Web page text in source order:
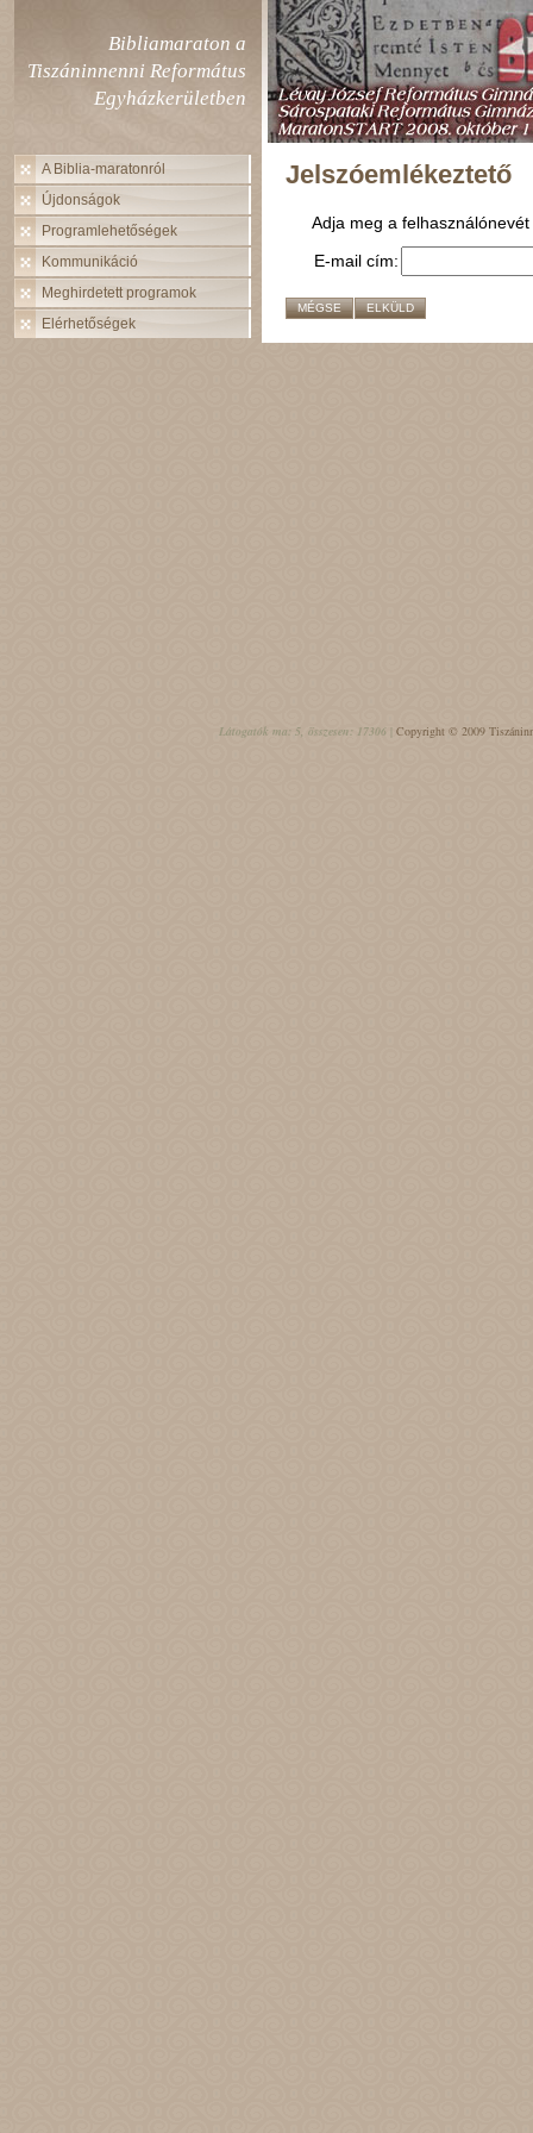
Bibliamaraton a
Tiszáninnenni Református
Egyházkerületben
A Biblia-maratonról
Újdonságok
Programlehetőségek
Kommunikáció
Meghirdetett programok
Elérhetőségek
Jelszóemlékeztető
Adja meg a
E-mail cím:
MÉGSE ELKÜLD
Látogatók ma: 5, összesen: 17306 | Copyright © 2009